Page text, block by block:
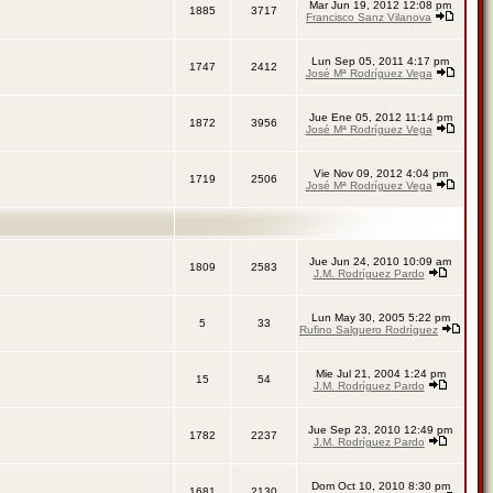
1885 3717
Mar Jun 19, 2012 12:08 pm
Francisco Sanz Vilanova
1747 2412
Lun Sep 05, 2011 4:17 pm
José Mª Rodríguez Vega
1872 3956
Jue Ene 05, 2012 11:14 pm
José Mª Rodríguez Vega
1719 2506
Vie Nov 09, 2012 4:04 pm
José Mª Rodríguez Vega
1809 2583
Jue Jun 24, 2010 10:09 am
J.M. Rodríguez Pardo
5 33
Lun May 30, 2005 5:22 pm
Rufino Salguero Rodríguez
15 54
Mie Jul 21, 2004 1:24 pm
J.M. Rodríguez Pardo
1782 2237
Jue Sep 23, 2010 12:49 pm
J.M. Rodríguez Pardo
Dom Oct 10, 2010 8:30 pm